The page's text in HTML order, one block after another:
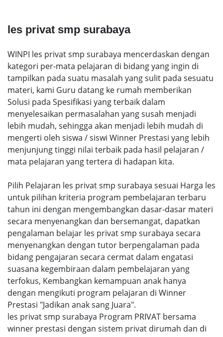
les privat smp surabaya
WINPI les privat smp surabaya mencerdaskan dengan
kategori per-mata pelajaran di bidang yang ingin di
tampilkan pada suatu masalah yang sulit pada sesuatu
materi, kami Guru datang ke rumah memberikan
Solusi pada Spesifikasi yang terbaik dalam
menyelesaikan permasalahan yang susah menjadi
lebih mudah, sehingga akan menjadi lebih mudah di
mengerti oleh siswa / siswi Winner Prestasi yang lebih
menjunjung tinggi nilai terbaik pada hasil pelajaran /
mata pelajaran yang tertera di hadapan kita.
Pilih Pelajaran les privat smp surabaya sesuai Harga les
untuk pilihan kriteria program pembelajaran terbaru
tahun ini dengan mengembangkan dasar-dasar materi
secara menyenangkan dan bersemangat, dapatkan
pengalaman belajar les privat smp surabaya secara
menyenangkan dengan tutor berpengalaman pada
bidang pengajaran secara cermat dalam engatasi
suasana kegembiraan dalam pembelajaran yang
terfokus, Kembangkan kemampuan anak hanya
dengan mengikuti program pelajaran di Winner
Prestasi "Jadikan anak sang Juara".
les privat smp surabaya Program PRIVAT bersama
winner prestasi dengan sistem privat dirumah dan di